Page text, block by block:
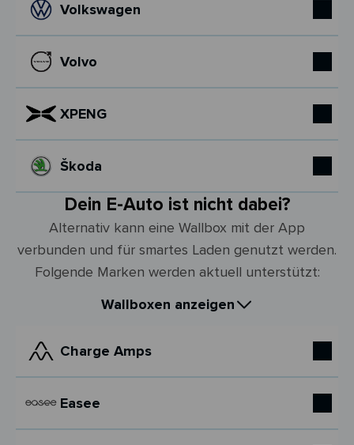
Volkswagen
Volvo
XPENG
Škoda
Dein E-Auto ist nicht dabei?
Alternativ kann eine Wallbox mit der App
verbunden und für smartes Laden genutzt werden.
Folgende Marken werden aktuell unterstützt:
Wallboxen anzeigen
Charge Amps
Easee